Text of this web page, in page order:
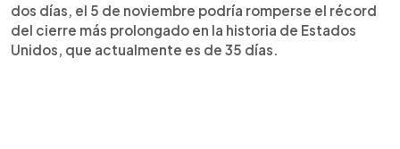
dos días, el 5 de noviembre podría romperse el récord
del cierre más prolongado en la historia de Estados
Unidos, que actualmente es de 35 días.